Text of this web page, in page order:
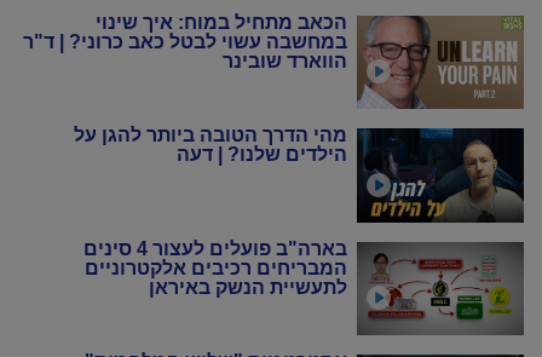
הכאב מתחיל במוח: איך שינוי
במחשבה עשוי לבטל כאב כרוני? | ד"ר
הווארד שובינר
מהי הדרך הטובה ביותר להגן על
הילדים שלנו? | דעה
בארה"ב פועלים לעצור 4 סינים
המבריחים רכיבים אלקטרוניים
לתעשיית הנשק באיראן